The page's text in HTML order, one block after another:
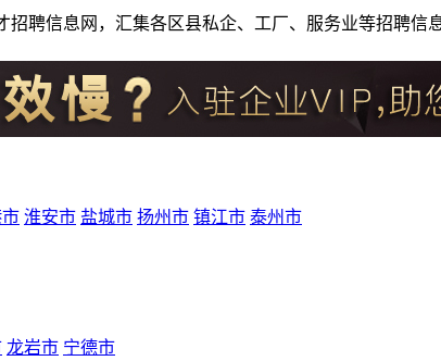
招聘信息网，汇集各区县私企、工厂、服务业等招聘
淮安市 盐城市 扬州市 镇江市 泰州市
龙岩市 宁德市